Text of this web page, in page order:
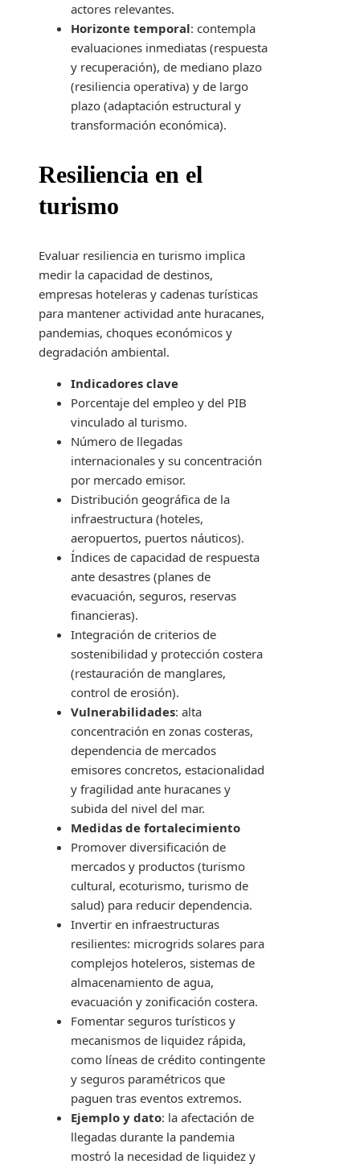
actores relevantes.
Horizonte temporal: contempla
evaluaciones inmediatas (respuesta
y recuperación), de mediano plazo
(resiliencia operativa) y de largo
plazo (adaptación estructural y
transformación económica).
Resiliencia en el
turismo
Evaluar resiliencia en turismo implica
medir la capacidad de destinos,
empresas hoteleras y cadenas turísticas
para mantener actividad ante huracanes,
pandemias, choques económicos y
degradación ambiental.
Indicadores clave
Porcentaje del empleo y del PIB
vinculado al turismo.
Número de llegadas
internacionales y su concentración
por mercado emisor.
Distribución geográfica de la
infraestructura (hoteles,
aeropuertos, puertos náuticos).
Índices de capacidad de respuesta
ante desastres (planes de
evacuación, seguros, reservas
financieras).
Integración de criterios de
sostenibilidad y protección costera
(restauración de manglares,
control de erosión).
Vulnerabilidades: alta
concentración en zonas costeras,
dependencia de mercados
emisores concretos, estacionalidad
y fragilidad ante huracanes y
subida del nivel del mar.
Medidas de fortalecimiento
Promover diversificación de
mercados y productos (turismo
cultural, ecoturismo, turismo de
salud) para reducir dependencia.
Invertir en infraestructuras
resilientes: microgrids solares para
complejos hoteleros, sistemas de
almacenamiento de agua,
evacuación y zonificación costera.
Fomentar seguros turísticos y
mecanismos de liquidez rápida,
como líneas de crédito contingente
y seguros paramétricos que
paguen tras eventos extremos.
Ejemplo y dato: la afectación de
llegadas durante la pandemia
mostró la necesidad de liquidez y